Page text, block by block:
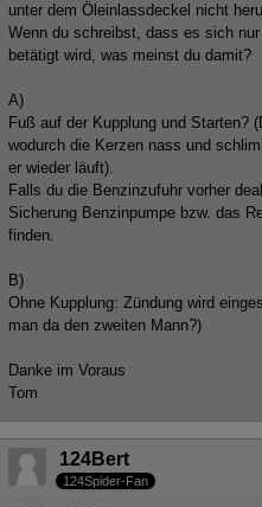
unter dem Öleinlassdeckel nicht
Wenn du schreibst, dass es sich
betätigt wird, was meinst du damit?
A)
Fuß auf der Kupplung und Starten?
wodurch die Kerzen nass und
er wieder läuft).
Falls du die Benzinzufuhr vorher
Sicherung Benzinpumpe bzw. das
finden.
B)
Ohne Kupplung: Zündung wird
man da den zweiten Mann?)
Danke im Voraus
Tom
124Bert
124Spider-Fan